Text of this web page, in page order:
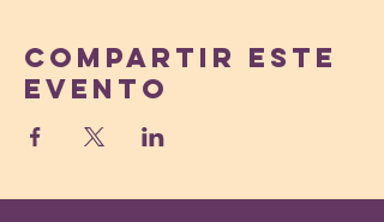
Compartir este
evento